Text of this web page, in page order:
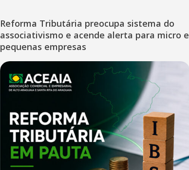
Reforma Tributária preocupa sistema do
associativismo e acende alerta para micro e
pequenas empresas